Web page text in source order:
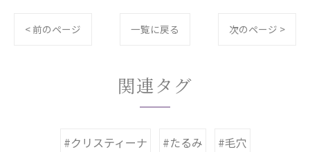
< 前のページ 一覧に戻る 次のページ >
関連タグ
#クリスティーナ #たるみ #毛穴